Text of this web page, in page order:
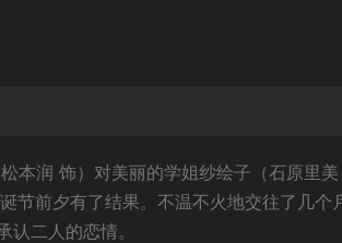
本润 饰）对美丽的学姐纱绘子（石原里
节前夕有了结果。不温不火地交往了几个
认二人的恋情。